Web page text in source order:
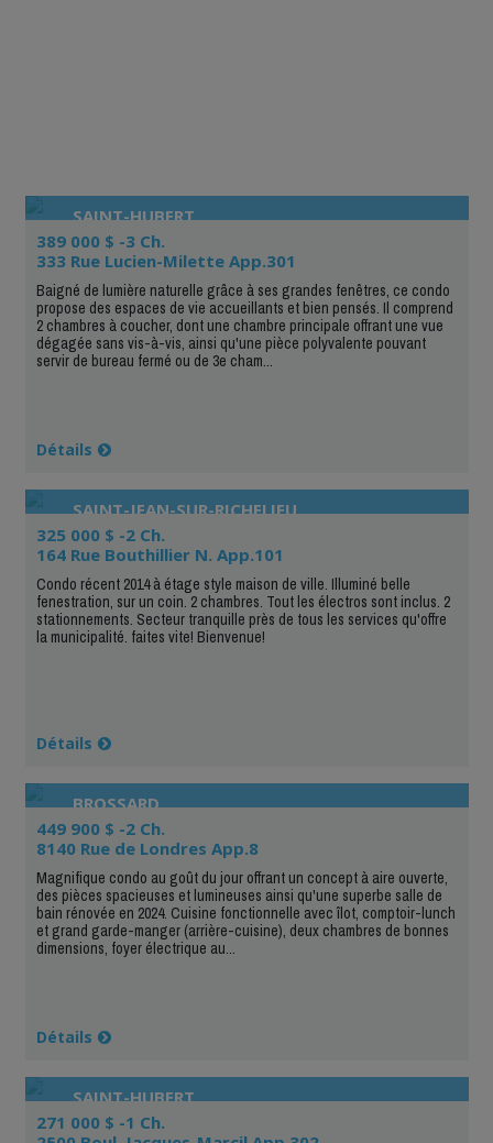
SAINT-HUBERT
389 000 $ -3 Ch.
333 Rue Lucien-Milette App.301
Baigné de lumière naturelle grâce à ses grandes fenêtres, ce condo
propose des espaces de vie accueillants et bien pensés. Il comprend
2 chambres à coucher, dont une chambre principale offrant une vue
dégagée sans vis-à-vis, ainsi qu'une pièce polyvalente pouvant
servir de bureau fermé ou de 3e cham...
Détails
SAINT-JEAN-SUR-RICHELIEU
325 000 $ -2 Ch.
164 Rue Bouthillier N. App.101
Condo récent 2014 à étage style maison de ville. Illuminé belle
fenestration, sur un coin. 2 chambres. Tout les électros sont inclus. 2
stationnements. Secteur tranquille près de tous les services qu'offre
la municipalité. faites vite! Bienvenue!
Détails
BROSSARD
449 900 $ -2 Ch.
8140 Rue de Londres App.8
Magnifique condo au goût du jour offrant un concept à aire ouverte,
des pièces spacieuses et lumineuses ainsi qu'une superbe salle de
bain rénovée en 2024. Cuisine fonctionnelle avec îlot, comptoir-lunch
et grand garde-manger (arrière-cuisine), deux chambres de bonnes
dimensions, foyer électrique au...
Détails
SAINT-HUBERT
271 000 $ -1 Ch.